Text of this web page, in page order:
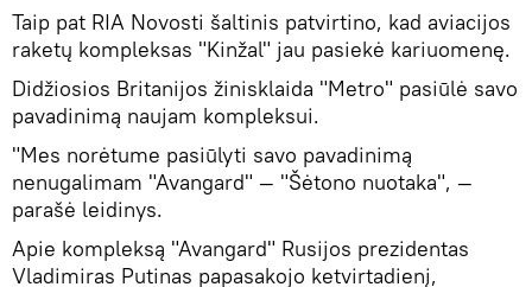
Taip pat RIA Novosti šaltinis patvirtino, kad aviacijos
raketų kompleksas "Kinžal" jau pasiekė kariuomenę.
Didžiosios Britanijos žinisklaida "Metro" pasiūlė savo
pavadinimą naujam kompleksui.
"Mes norėtume pasiūlyti savo pavadinimą
nenugalimam "Avangard" — "Šėtono nuotaka", —
parašė leidinys.
Apie kompleksą "Avangard" Rusijos prezidentas
Vladimiras Putinas papasakojo ketvirtadienį,